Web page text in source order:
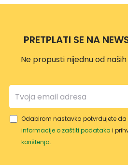
PRETPLATI SE NA
Ne propusti nijednu od
Odabirom nastavka potvrđujete da
informacije o zaštiti podataka i
korištenja.